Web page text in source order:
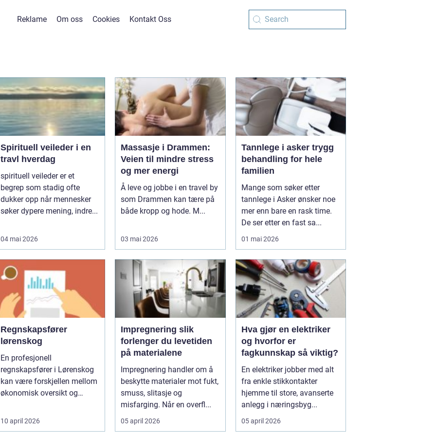
Reklame Om oss Cookies Kontakt Oss
Spirituell veileder i en
travl hverdag
spirituell veileder er et
begrep som stadig ofte
dukker opp når mennesker
søker dypere mening, indre...
04 mai 2026
Massasje i Drammen:
Veien til mindre stress
og mer energi
Å leve og jobbe i en travel by
som Drammen kan tære på
både kropp og hode. M...
03 mai 2026
Tannlege i asker trygg
behandling for hele
familien
Mange som søker etter
tannlege i Asker ønsker noe
mer enn bare en rask time.
De ser etter en fast sa...
01 mai 2026
Regnskapsfører
lørenskog
En profesjonell
regnskapsfører i Lørenskog
kan være forskjellen mellom
økonomisk oversikt og
10 april 2026
Impregnering slik
forlenger du levetiden
på materialene
Impregnering handler om å
beskytte materialer mot fukt,
smuss, slitasje og
misfarging. Når en overfl...
05 april 2026
Hva gjør en elektriker
og hvorfor er
fagkunnskap så viktig?
En elektriker jobber med alt
fra enkle stikkontakter
hjemme til store, avanserte
anlegg i næringsbyg...
05 april 2026